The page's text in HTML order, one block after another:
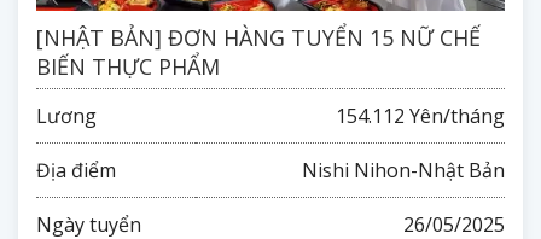
[NHẬT BẢN] ĐƠN HÀNG TUYỂN 15 NỮ CHẾ
BIẾN THỰC PHẨM
Lương 154.112 Yên/tháng
Địa điểm Nishi Nihon-Nhật Bản
Ngày tuyển 26/05/2025